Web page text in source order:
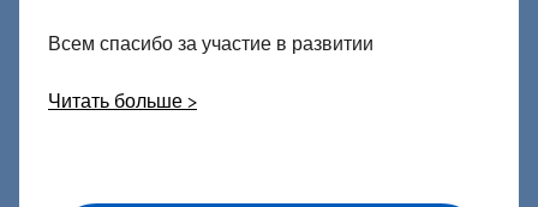
Всем спасибо за участие в развитии
Читать больше >